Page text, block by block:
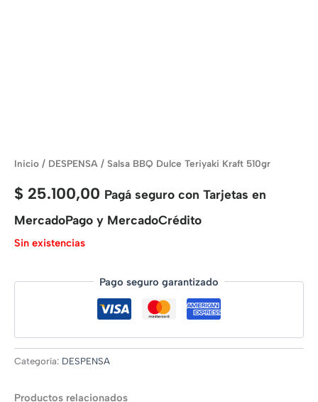
Inicio / DESPENSA / Salsa BBQ Dulce Teriyaki Kraft 510gr
$ 25.100,00 Pagá seguro con Tarjetas en
MercadoPago y MercadoCrédito
Sin existencias
Pago seguro garantizado
Categoría: DESPENSA
Productos relacionados